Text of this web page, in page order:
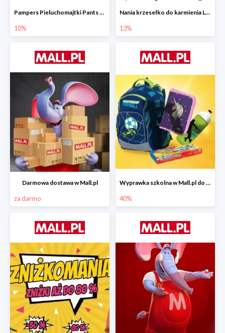
Pampers Pieluchomajtki Pants 5 (12-17 kg) 152 szt.
10%
Nania krzesełko do karmienia LUNA 2w1
13%
Darmowa dostawa w Mall.pl
za darmo
Wyprawka szkolna w Mall.pl do -40%
40%